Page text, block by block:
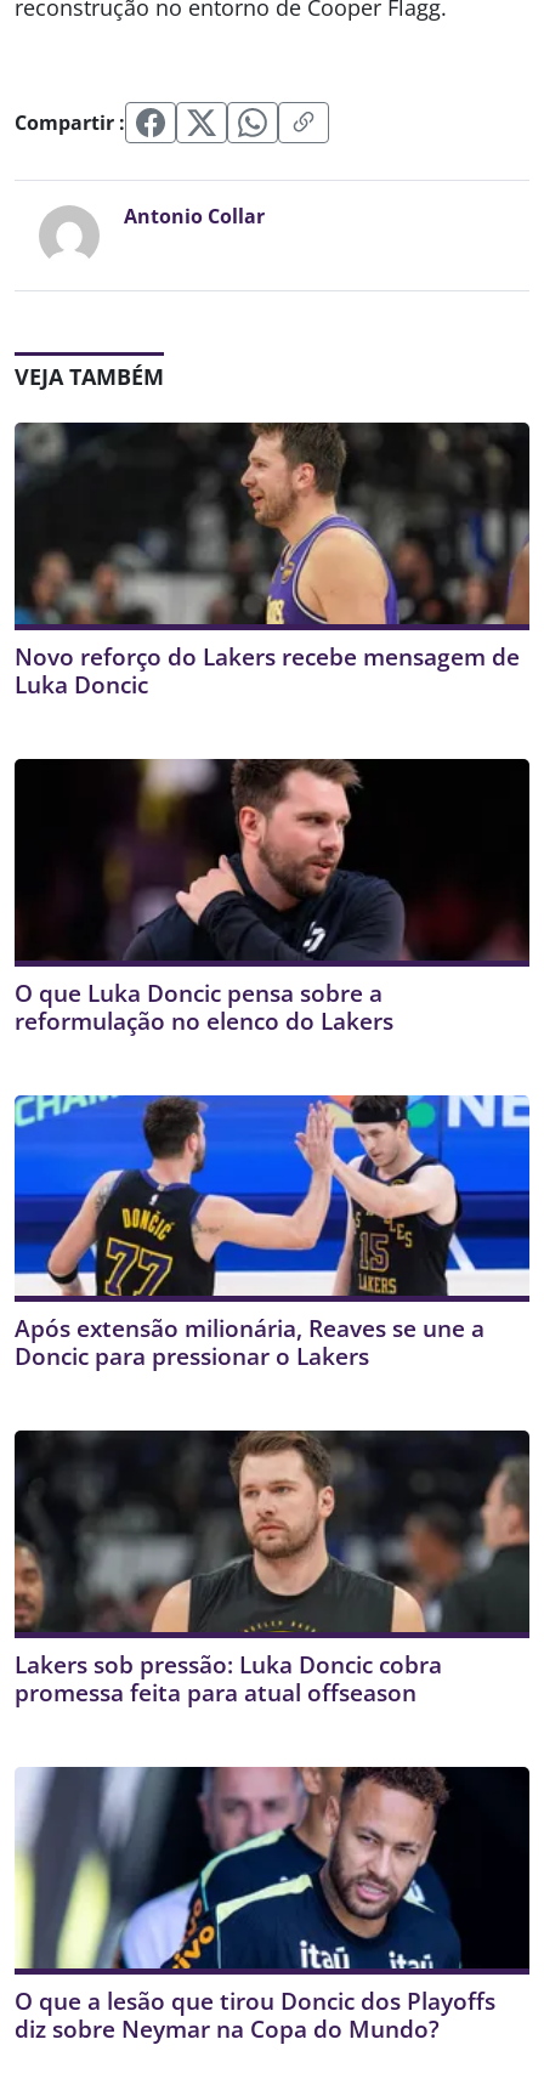
reconstrução no entorno de Cooper Flagg.
Compartir :
Antonio Collar
VEJA TAMBÉM
Novo reforço do Lakers recebe mensagem de
Luka Doncic
O que Luka Doncic pensa sobre a
reformulação no elenco do Lakers
Após extensão milionária, Reaves se une a
Doncic para pressionar o Lakers
Lakers sob pressão: Luka Doncic cobra
promessa feita para atual offseason
O que a lesão que tirou Doncic dos Playoffs
diz sobre Neymar na Copa do Mundo?